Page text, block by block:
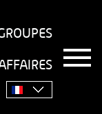
T
o
Thiérache